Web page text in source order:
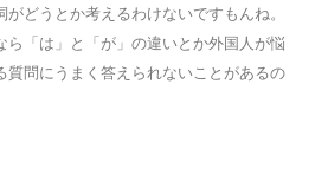
がどうとか考えるわけないですもんね。
ら「は」と「が」の違いとか外国人が悩
質問にうまく答えられないことがあるの